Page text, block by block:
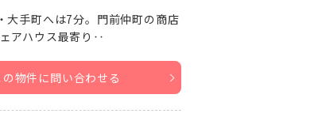
大手町へは7分。門前仲町の商店
アハウス最寄り‥
の物件に問い合わせる